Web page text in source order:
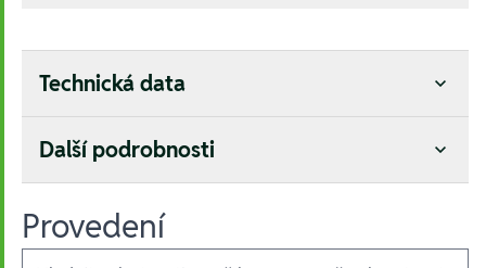
Technická data
Další podrobnosti
Provedení
Ausführungen